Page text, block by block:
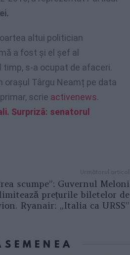
altui politician
a fost și el șef al
s-a ocupat de afaceri.
Târgu Neamț pe data
scrie activenews.
Surpriză: senatorul
Următorul articol
scumpe”: Guvernul Meloni
limitează prețurile biletelor de
Ryanair: „Italia ca URSS”